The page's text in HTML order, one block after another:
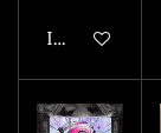
In den